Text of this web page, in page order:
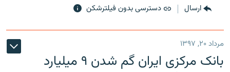
ارسال دسترسی بدون فیلترشکن
مرداد ۲۰, ۱۳۹۷
بانک مرکزی ایران گم شدن ۹ میلیارد